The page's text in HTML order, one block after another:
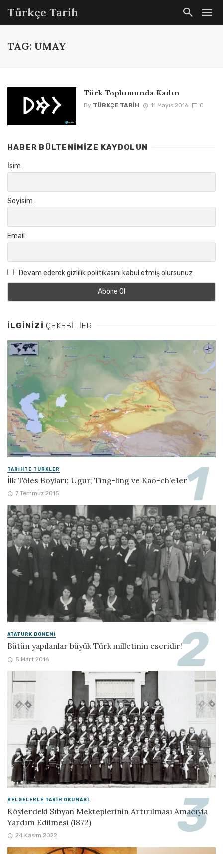
Türkçe Tarih
TAG: UMAY
Türk Toplumunda Kadın
By TÜRKÇE TARIH 11 Mayıs 2016 0
HABER BÜLTENIMIZE KAYDOLUN
İsim
Soyisim
Email
Devam ederek gizlilik politikasını kabul etmiş olursunuz
İLGINIZI ÇEKEBILIER
TARIHTE TÜRKLER
İlk Töles Boyları: Ugur, Ting-ling ve Kao-ch’e’ler
7 Temmuz 2015
ATATÜRK DÖNEMI
Bütün yapılanlar büyük Türk milletinin eseridir!
5 Mart 2016
BELGELERLE TARIH OKUMASI
Köylerdeki Sıbyan Mekteplerinin Artırılması Amacıyla
Yardım Edilmesi (1872)
24 Kasım 2022